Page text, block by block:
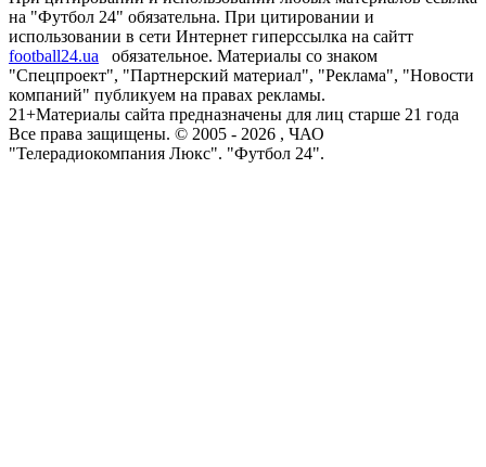
на "Футбол 24" обязательна. При цитировании и
использовании в сети Интернет гиперссылка на сайтт
football24.ua
обязательное. Материалы со знаком
"Спецпроект", "Партнерский материал", "Реклама", "Новости
компаний" публикуем на правах рекламы.
21+Материалы сайта предназначены для лиц старше 21 года
Все права защищены. © 2005 - 2026 , ЧАО
"Телерадиокомпания Люкс". "Футбол 24".